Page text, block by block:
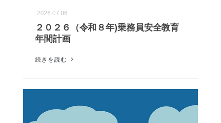
2026.07.06
２０２６（令和８年)乗務員安全教育
年間計画
続きを読む